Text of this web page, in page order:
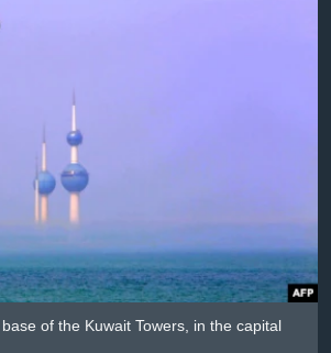
of the Kuwait Towers, in the capital